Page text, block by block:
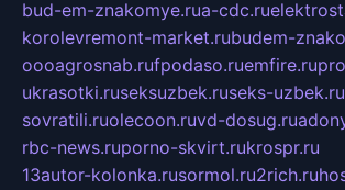
bud-em-znakomye.rua-cdc.ru
korolevremont-market.rubudem-
oooagrosnab.rufpodaso.ruemfire.ru
ukrasotki.ruseksuzbek.ruseks-uzbek.ru
sovratili.ruolecoon.ruvd-dosug.ru
rbc-news.ruporno-skvirt.rukrospr.ru
13autor-kolonka.rusormol.ru2rich.ru